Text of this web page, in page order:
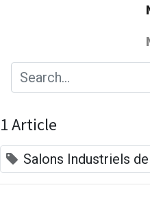
1 Article
Salons Industriels